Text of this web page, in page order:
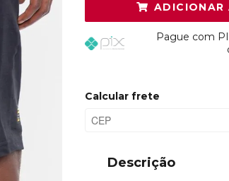
G
ADICIONAR
Pague com
Calcular frete
Descrição